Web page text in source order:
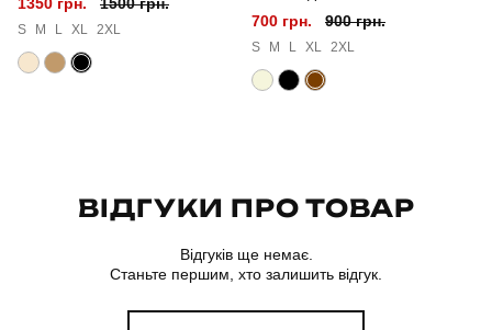
Матеріал
S M L XL 2XL
700 грн.
900 грн.
S M L XL 2XL
ВІДГУКИ ПРО ТОВАР
Відгуків ще немає.
Станьте першим, хто залишить відгук.